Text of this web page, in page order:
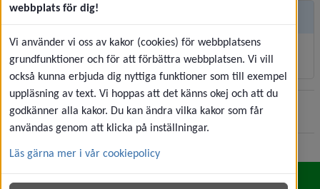
Andra sidor
Korttidsvikariat och sommarjobb
Sidan uppdaterades2026-07-30 Dela
webbplats för dig!
Vi använder vi oss av kakor (cookies) för webbplatsens
grundfunktioner och för att förbättra webbplatsen. Vi vill
också kunna erbjuda dig nyttiga funktioner som till exempel
uppläsning av text. Vi hoppas att det känns okej och att du
godkänner alla kakor. Du kan ändra vilka kakor som får
användas genom att klicka på inställningar.
Läs gärna mer i vår cookiepolicy